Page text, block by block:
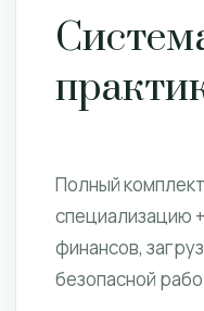
Полный
специализацию
финансов,
безопасной